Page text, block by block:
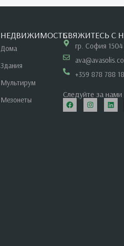
НЕДВИЖИМОСТЬ
Дома
Здания
Мультирум
Мезонеты
СВЯЖИТЕСЬ С
гр. София 1504
+359 878 788
Следуйте за нами